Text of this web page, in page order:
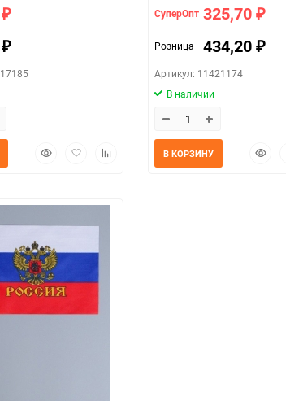
₽
₽
БыстрыйДобавитьДобавить
СуперОпт 325,70 ₽
Розница 434,20 ₽
Артикул: 11421174
В наличии
В КОРЗИНУ